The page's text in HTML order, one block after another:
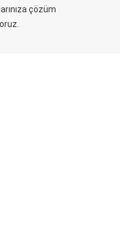
çözüm